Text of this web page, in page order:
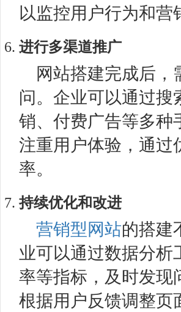
以监控用户行为和营
进行多渠道推广
网站搭建完成后
问。企业可以通过搜
销、付费广告等多种
注重用户体验，通过
率。
持续优化和改进
营销型网站的搭建
业可以通过数据分析
率等指标，及时发现
根据用户反馈调整页